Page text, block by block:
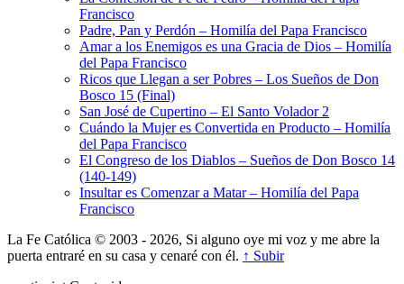
Francisco
Padre, Pan y Perdón – Homilía del Papa Francisco
Amar a los Enemigos es una Gracia de Dios – Homilía
del Papa Francisco
Ricos que Llegan a ser Pobres – Los Sueños de Don
Bosco 15 (Final)
San José de Cupertino – El Santo Volador 2
Cuándo la Mujer es Convertida en Producto – Homilía
del Papa Francisco
El Congreso de los Diablos – Sueños de Don Bosco 14
(140-149)
Insultar es Comenzar a Matar – Homilía del Papa
Francisco
La Fe Católica © 2003 - 2026, Si alguno oye mi voz y me abre la
puerta entraré en su casa y cenaré con él. ↑ Subir